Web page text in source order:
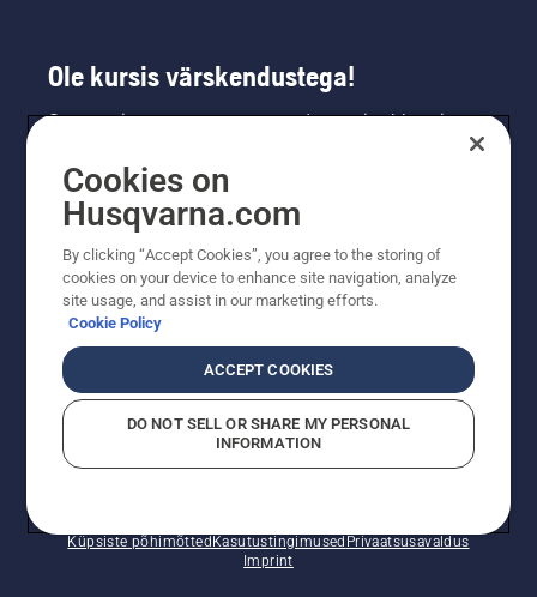
Ole kursis värskendustega!
Saa uusimat teavet uute toodete, eripakkumiste
saamiseks siin.
Küpsiste põhimõttedKasutustingimused Privaatsusavaldus
Imprint
Cookies on
Husqvarna.com
By clicking “Accept Cookies”, you agree to the storing of
cookies on your device to enhance site navigation, analyze
site usage, and assist in our marketing efforts.
Cookie Policy
ACCEPT COOKIES
DO NOT SELL OR SHARE MY PERSONAL
INFORMATION